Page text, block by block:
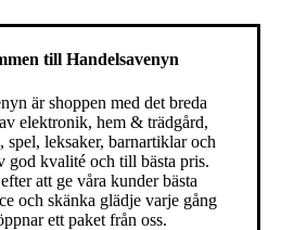
till Handelsavenyn
är shoppen med det breda
elektronik, hem & trädgård,
leksaker, barnartiklar och
god kvalité och till bästa pris.
att ge våra kunder bästa
och skänka glädje varje gång
ett paket från oss.